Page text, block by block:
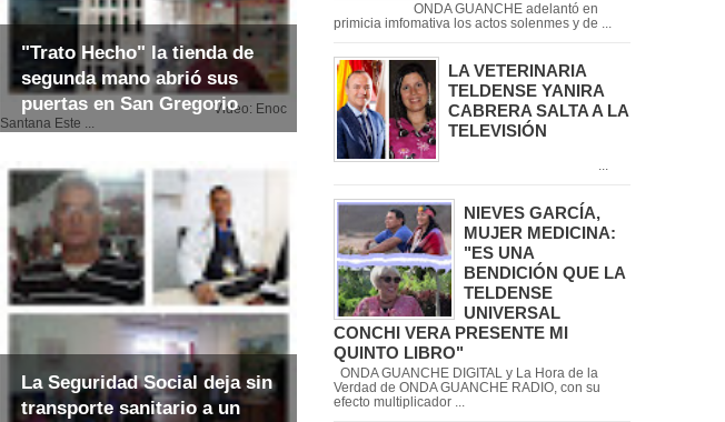
"Trato Hecho" la tienda de
segunda mano abrió sus
puertas en San Gregorio
Video: Enoc
Santana Este ...
La Seguridad Social deja sin
transporte sanitario a un
ONDA GUANCHE adelantó en
primicia imfomativa los actos solenmes y de ...
LA VETERINARIA
TELDENSE YANIRA
CABRERA SALTA A LA
TELEVISIÓN
NIEVES GARCÍA,
MUJER MEDICINA:
"ES UNA
BENDICIÓN QUE LA
TELDENSE
UNIVERSAL
CONCHI VERA PRESENTE MI
QUINTO LIBRO"
ONDA GUANCHE DIGITAL y La Hora de la
Verdad de ONDA GUANCHE RADIO, con su
efecto multiplicador ...